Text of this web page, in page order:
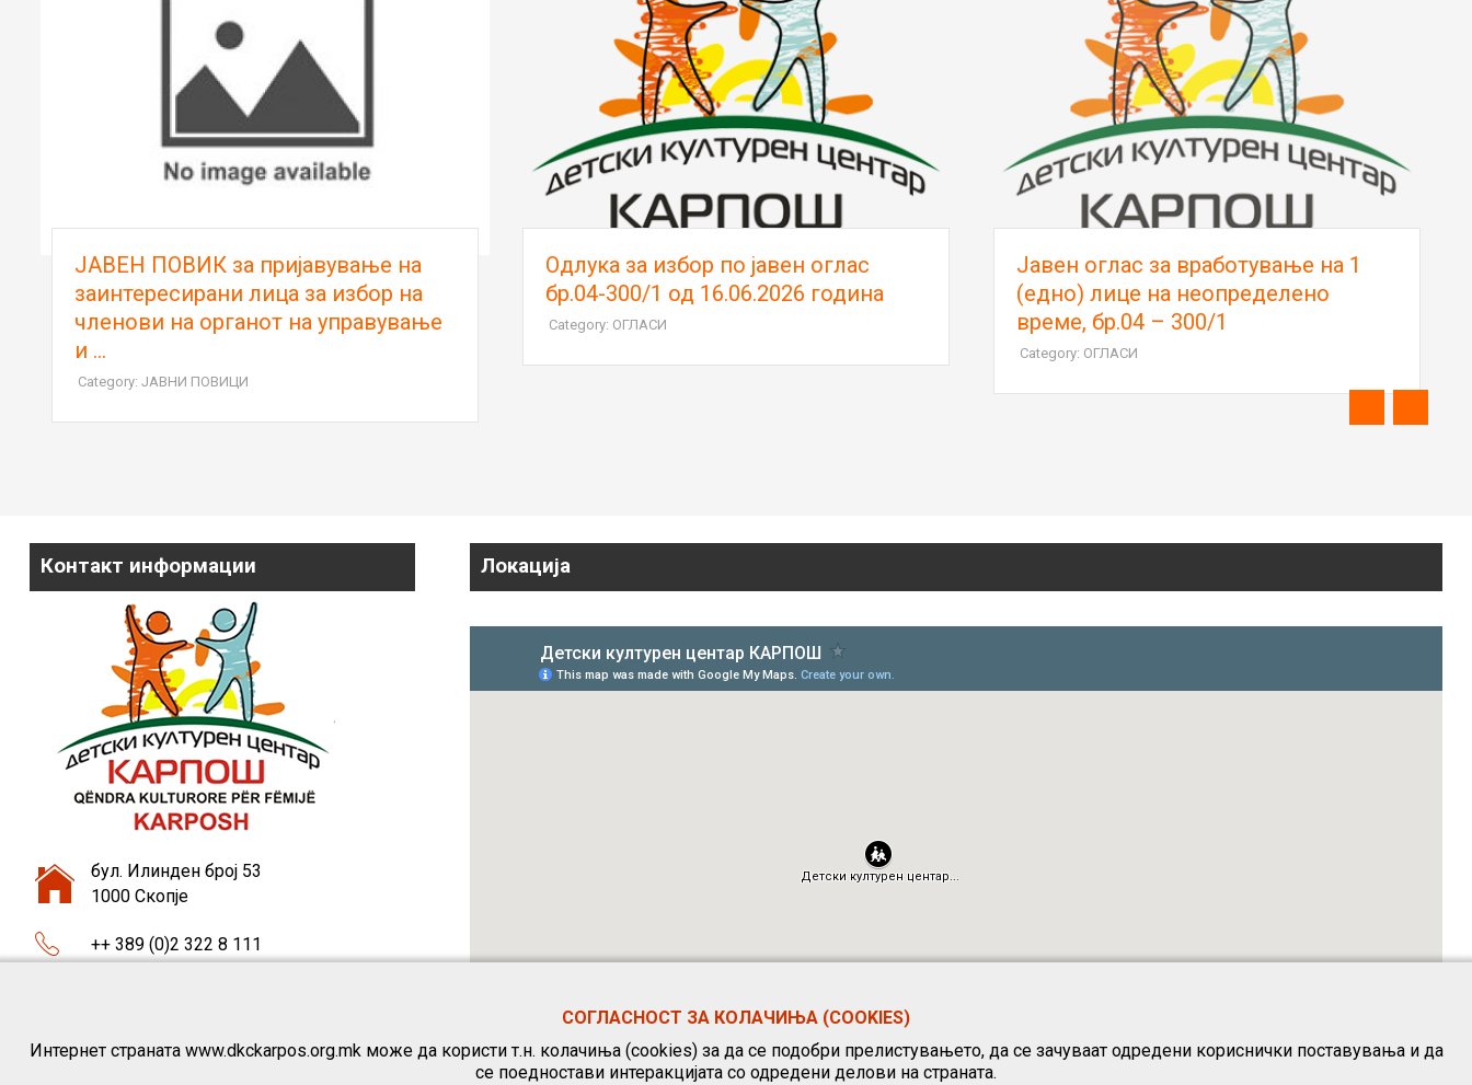
ЈАВЕН ПОВИК за пријавување на
заинтересирани лица за избор на
членови на органот на управување
и ...
Category: ЈАВНИ ПОВИЦИ
Oдлука за избор по јавен оглас
бр.04-300/1 од 16.06.2026 година
Category: ОГЛАСИ
Јавен оглас за вработување на 1
(едно) лице на неопределено
време, бр.04 – 300/1
Category: ОГЛАСИ
Контакт информации
бул. Илинден број 53
1000 Скопје
++ 389 (0)2 322 8 111
dkckarpos1@gmail.com
Локација
СОГЛАСНОСТ ЗА КОЛАЧИЊА (COOKIES)
Интернет страната www.dkckarpos.org.mk може да користи т.н. колачиња (cookies) за да се подобри прелистувањето, да се зачуваат одредени кориснички поставувања и да
се поедностави интеракцијата со одредени делови на страната.